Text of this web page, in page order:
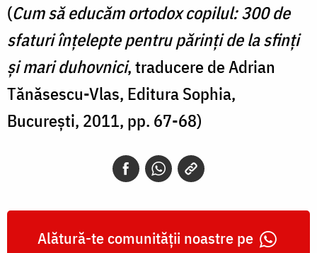
(Cum să educăm ortodox copilul: 300 de
sfaturi înțelepte pentru părinți de la sfinți
și mari duhovnici, traducere de Adrian
Tănăsescu-Vlas, Editura Sophia,
București, 2011, pp. 67-68)
Alătură-te comunității noastre pe